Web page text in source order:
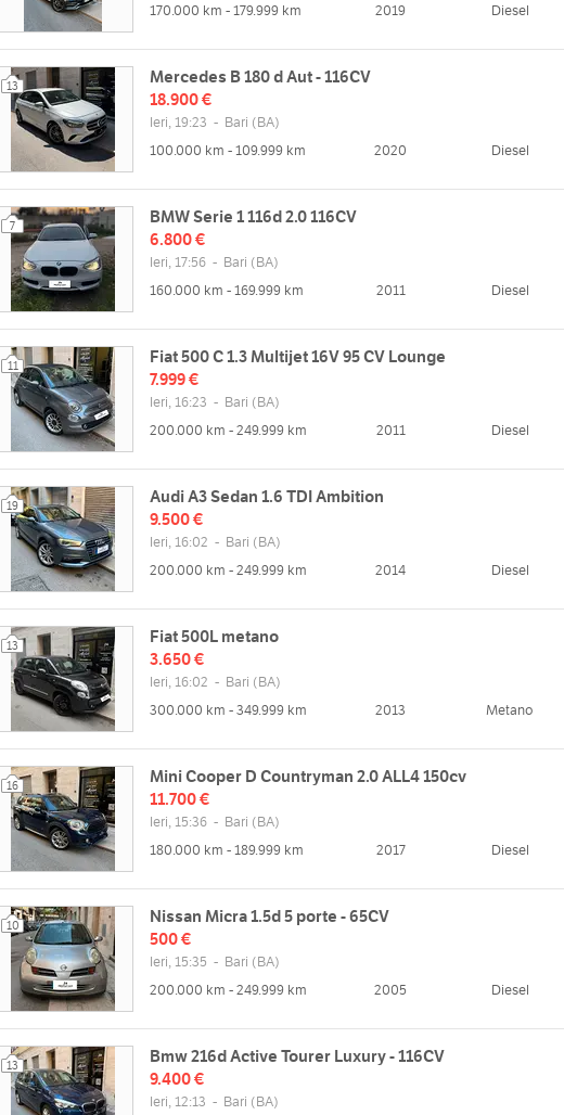
170.000 km - 179.999 km
2019 Diesel
13
Mercedes B 180 d Aut - 116CV
18.900 €
Ieri, 19:23 - Bari (BA)
100.000 km - 109.999 km
2020 Diesel
7
BMW Serie 1 116d 2.0 116CV
6.800 €
Ieri, 17:56 - Bari (BA)
160.000 km - 169.999 km
2011 Diesel
11
Fiat 500 C 1.3 Multijet 16V 95 CV Lounge
7.999 €
Ieri, 16:23 - Bari (BA)
200.000 km - 249.999 km
2011 Diesel
19
Audi A3 Sedan 1.6 TDI Ambition
9.500 €
Ieri, 16:02 - Bari (BA)
200.000 km - 249.999 km
2014 Diesel
13
Fiat 500L metano
3.650 €
Ieri, 16:02 - Bari (BA)
300.000 km - 349.999 km
2013 Metano
16
Mini Cooper D Countryman 2.0 ALL4 150cv
11.700 €
Ieri, 15:36 - Bari (BA)
180.000 km - 189.999 km
2017 Diesel
10
Nissan Micra 1.5d 5 porte - 65CV
500 €
Ieri, 15:35 - Bari (BA)
200.000 km - 249.999 km
2005 Diesel
13
Bmw 216d Active Tourer Luxury - 116CV
9.400 €
Ieri, 12:13 - Bari (BA)